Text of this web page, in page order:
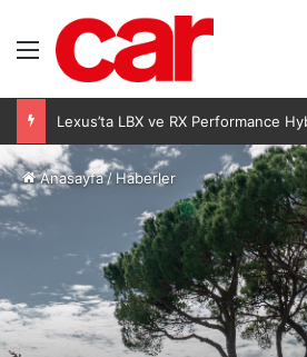
Menü
Anasayfa/Haberler